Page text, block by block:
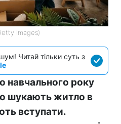
Images)
Читай тільки суть з
навчального року
шукають житло в
вступати.